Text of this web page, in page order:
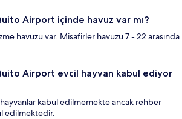
Airport içinde havuz var mı?
havuzu var. Misafirler havuzu 7 - 22 arasında
Airport evcil hayvan kabul ediyor
kabul edilmemekte ancak rehber
edilmektedir.